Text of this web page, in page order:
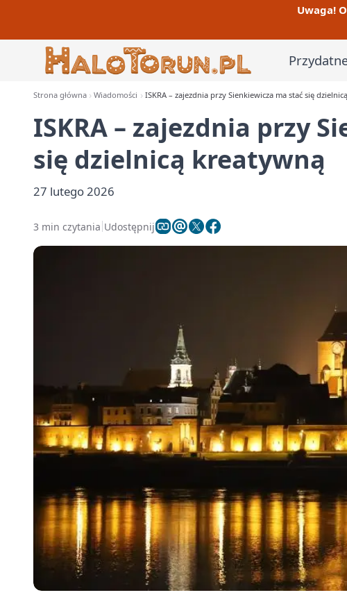
Uwaga!
Strona główna Wiadomości ISKRA – zajezdnia przy Sienkiewicza ma stać się
ISKRA – zajezdnia przy
się dzielnicą kreatywną
27 lutego 2026
3 min czytania Udostępnij